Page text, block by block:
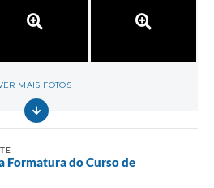
MAIS FOTOS
Formatura do Curso de